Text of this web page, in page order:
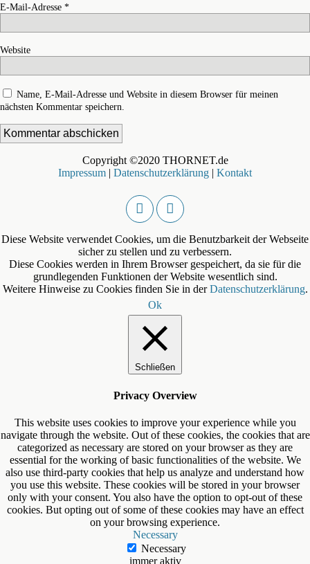
E-Mail-Adresse *
Website
Name, E-Mail-Adresse und Website in diesem Browser für meinen
nächsten Kommentar speichern.
Copyright ©2020 THORNET.de
Impressum | Datenschutzerklärung | Kontakt
Diese Website verwendet Cookies, um die Benutzbarkeit der Webseite
sicher zu stellen und zu verbessern.
Diese Cookies werden in Ihrem Browser gespeichert, da sie für die
grundlegenden Funktionen der Website wesentlich sind.
Weitere Hinweise zu Cookies finden Sie in derDatenschutzerklärung.
Ok
Schließen
Privacy Overview
This website uses cookies to improve your experience while you
navigate through the website. Out of these cookies, the cookies that are
categorized as necessary are stored on your browser as they are
essential for the working of basic functionalities of the website. We
also use third-party cookies that help us analyze and understand how
you use this website. These cookies will be stored in your browser
only with your consent. You also have the option to opt-out of these
cookies. But opting out of some of these cookies may have an effect
on your browsing experience.
Necessary
Necessary
immer aktiv